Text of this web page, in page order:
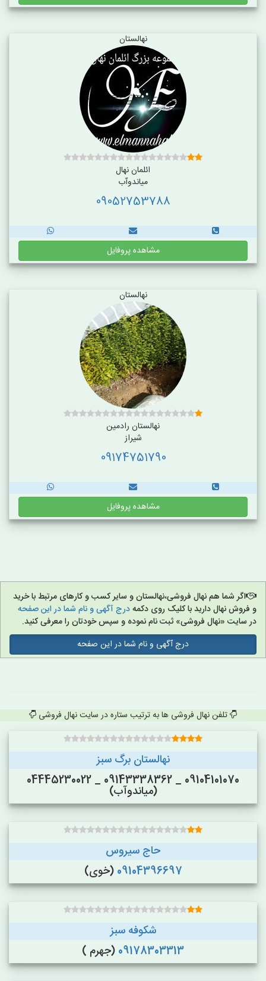
نهالستان
ائلمان نهال
میاندوآب
09052753788
مشاهده پروفایل
نهالستان
نهالستان رادمین
شیراز
09174751790
مشاهده پروفایل
اگر شما هم نهال فروشی،نهالستان و سایر کسب و کارهای مرتبط با خرید
و فروش نهال دارید با کلیک روی دکمهدرج آگهی و نام شما در این صفحه
در سایت «نهال فروشی» ثبت نام نموده و سپس خودتان را معرفی کنید.
درج آگهی و نام شما در این صفحه
تلفن نهال فروشی ها به ترتیب ستاره در سایت نهال فروشی
نهالستان برگ سبز
09104101070 _ 09143338362 _ 04445230022
(میاندوآب)
حاج سیروس
09104396697 (خوی)
شکوفه سبز
09178303313 (جهرم )